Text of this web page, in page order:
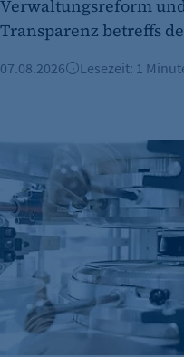
Verwaltungsreform
Transparenz betreffs
07.08.2026 Lesezeit: 1
Deutsche Elektro- und